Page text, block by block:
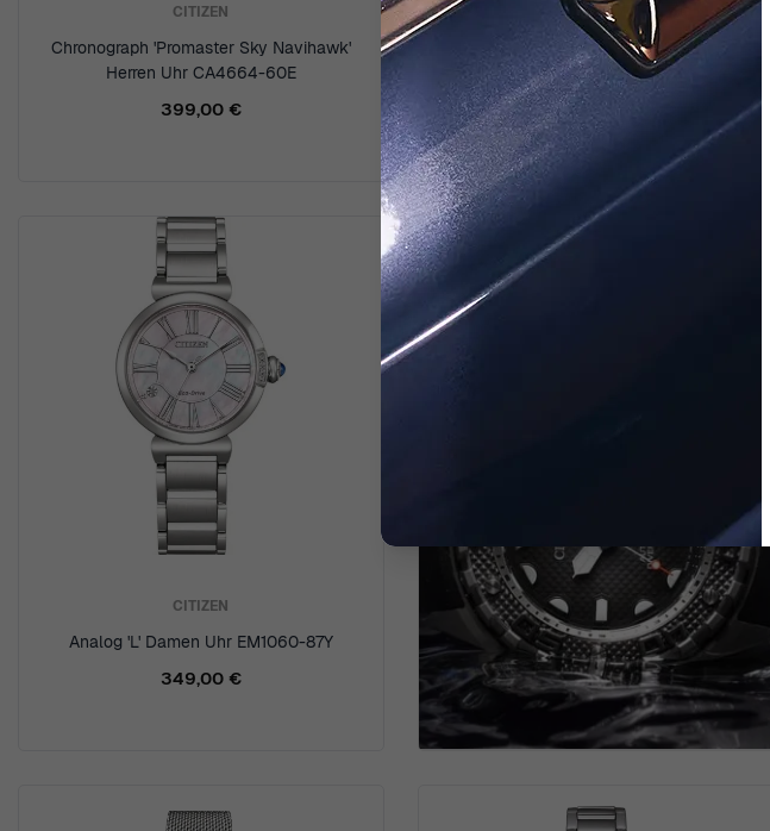
CITIZEN
Chronograph 'Promaster Sky Navihawk'
Herren Uhr CA4664-60E
399,00 €
CITIZEN
Chronograph Herren Uhr CA4714-04A
269,00 €
CITIZEN
Analog 'L' Damen Uhr EM1060-87Y
349,00 €